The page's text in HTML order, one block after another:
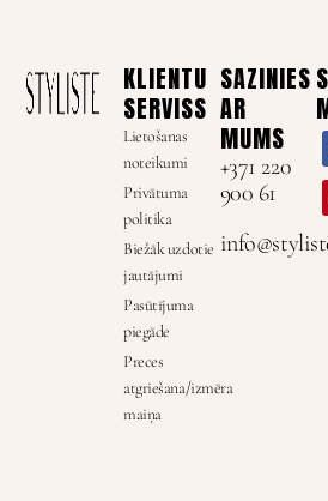
KLIENTU
SERVISS
Lietošanas
noteikumi
Privātuma
politika
Biežāk uzdotie
jautājumi
Pasūtījuma
piegāde
Preces
atgriešana/izmēra
maiņa
SAZINIES
AR
MUMS
+371 220
900 61